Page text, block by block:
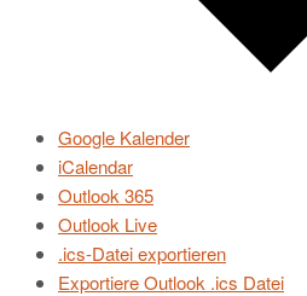
Google Kalender
iCalendar
Outlook 365
Outlook Live
.ics-Datei exportieren
Exportiere Outlook .ics Datei